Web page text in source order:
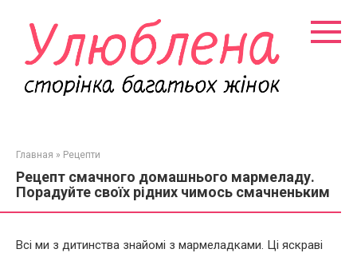
контенту
Главная » Рецепти
Рецепт смачного домашнього мармеладу.
Порадуйте своїх рідних чимось смачненьким
Всі ми з дитинства знайомі з мармеладками. Ці яскраві